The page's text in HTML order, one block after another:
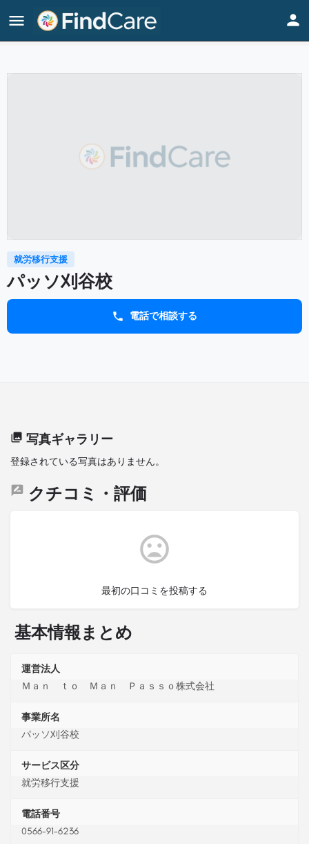
Home Listings パッソ刈谷校
就労移行支援
パッソ刈谷校
電話で相談する
写真ギャラリー
登録されている写真はありません。
クチコミ・評価
最初の口コミを投稿する
基本情報まとめ
運営法人
Ｍａｎ ｔｏ Ｍａｎ Ｐａｓｓｏ株式会社
事業所名
パッソ刈谷校
サービス区分
就労移行支援
電話番号
0566-91-6236